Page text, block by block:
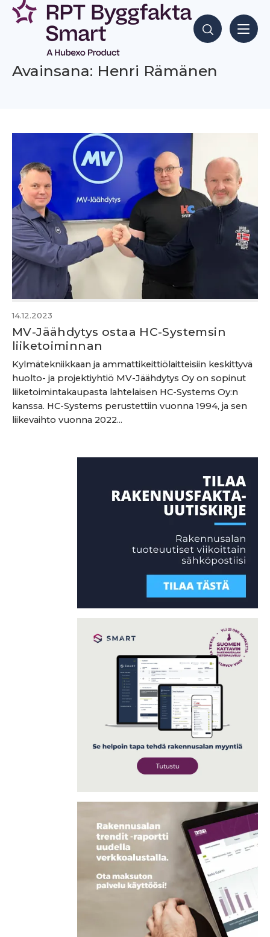
Siirry
sisältöön
Hae sisältöjä
Avainsana: Henri Rämänen
14.12.2023
MV-Jäähdytys ostaa HC-Systemsin
liiketoiminnan
Kylmätekniikkaan ja ammattikeittiölaitteisiin keskittyvä
huolto- ja projektiyhtiö MV-Jäähdytys Oy on sopinut
liiketoimintakaupasta lahtelaisen HC-Systems Oy:n
kanssa. HC-Systems perustettiin vuonna 1994, ja sen
liikevaihto vuonna 2022...